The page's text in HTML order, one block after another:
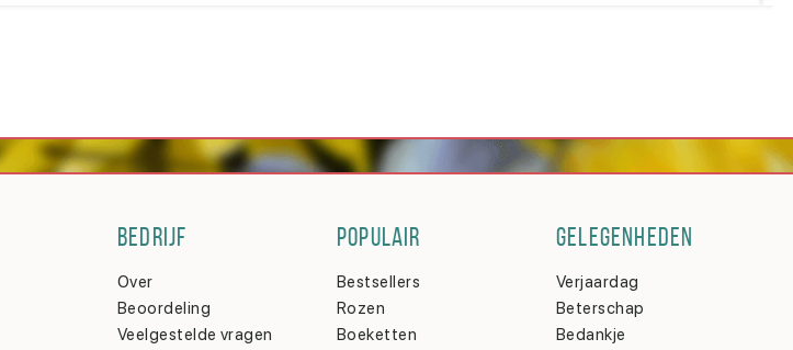
BEDRIJF
Over
Beoordeling
Veelgestelde vragen
POPULAIR
Bestsellers
Rozen
Boeketten
GELEGENHEDEN
Verjaardag
Beterschap
Bedankje